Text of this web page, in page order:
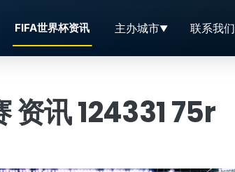
FIFA世界杯资讯 主办城市 联系我们
资讯 124331 75r